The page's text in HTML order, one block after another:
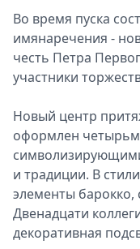
Во время пуска
имянаречения -
честь Петра
участники
Новый центр
оформлен
и традиции. В
элементы барокко,
Двенадцати
декоративная